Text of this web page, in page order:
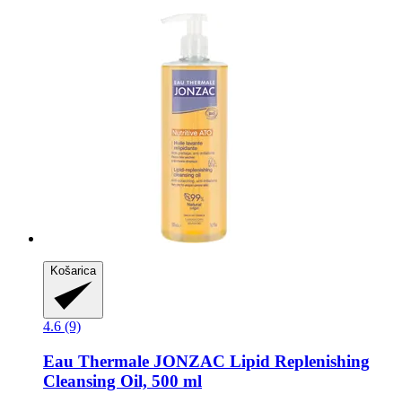
Košarica
4.6 (9)
Eau Thermale JONZAC Lipid Replenishing
Cleansing Oil, 500 ml